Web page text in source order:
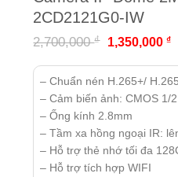
2CD2121G0-IW
2,700,000₫ 1,350,000 ₫
– Chuẩn nén H.265+/
– Cảm biến ảnh: CMOS 1/
– Ống kính 2.8mm
– Tầm xa hồng ngoại IR:
– Hỗ trợ thẻ nhớ tối đa
– Hỗ trợ tích hợp WIFI